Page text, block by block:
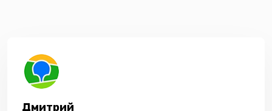
Дмитрий